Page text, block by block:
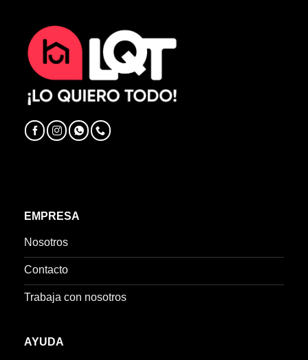
EMPRESA
Nosotros
Contacto
Trabaja con nosotros
AYUDA